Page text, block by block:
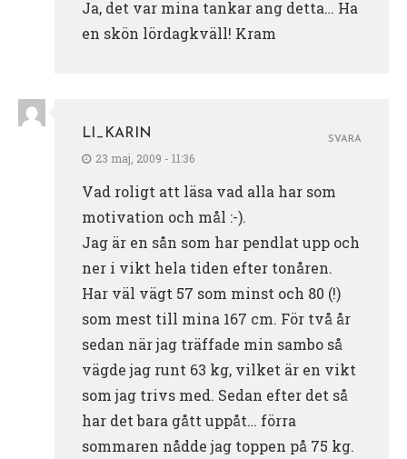
Ja, det var mina tankar ang detta… Ha
en skön lördagkväll! Kram
LI_KARIN
23 maj, 2009 - 11:36
Vad roligt att läsa vad alla har som
motivation och mål :-).
Jag är en sån som har pendlat upp och
ner i vikt hela tiden efter tonåren.
Har väl vägt 57 som minst och 80 (!)
som mest till mina 167 cm. För två år
sedan när jag träffade min sambo så
vägde jag runt 63 kg, vilket är en vikt
som jag trivs med. Sedan efter det så
har det bara gått uppåt… förra
sommaren nådde jag toppen på 75 kg.
SVARA